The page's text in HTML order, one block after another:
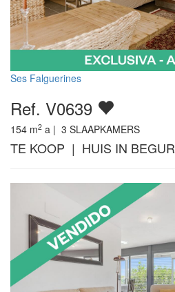
Ses Falguerines
Ref. V0639
154 m2 a | 3 SLAAPKAMERS
TE KOOP | HUIS IN BEGUR